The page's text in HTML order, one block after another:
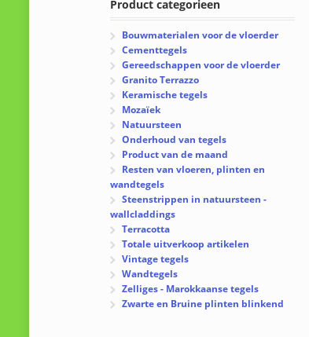
Product categorieen
Bouwmaterialen voor de vloerder
Cementtegels
Gereedschappen voor de vloerder
Granito Terrazzo
Keramische tegels
Mozaïek
Natuursteen
Onderhoud van tegels
Product van de maand
Resten van vloeren, plinten en
wandtegels
Steenstrippen in natuursteen -
wallcladdings
Terracotta
Totale uitverkoop artikelen
Vintage tegels
Wandtegels
Zelliges - Marokkaanse tegels
Zwarte en Bruine plinten blinkend